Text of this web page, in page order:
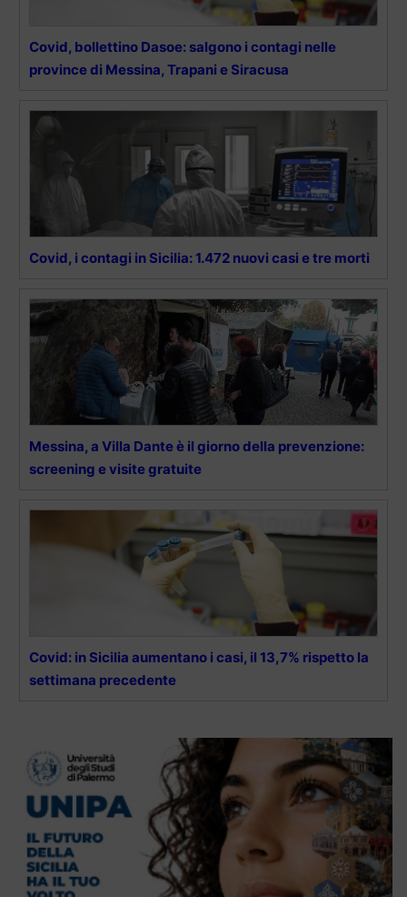
Covid, bollettino Dasoe: salgono i contagi nelle
province di Messina, Trapani e Siracusa
Covid, i contagi in Sicilia: 1.472 nuovi casi e tre morti
Messina, a Villa Dante è il giorno della prevenzione:
screening e visite gratuite
Covid: in Sicilia aumentano i casi, il 13,7% rispetto la
settimana precedente